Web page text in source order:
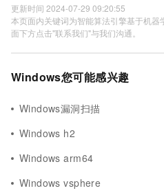
更新时间 2024-07-29 09:20:55
本页面内关键词为智能算法引擎基于机
面下方点击"联系我们"与我们沟通。
Windows您可能感兴趣
Windows漏洞扫描
Windows h2
Windows arm64
Windows vsphere